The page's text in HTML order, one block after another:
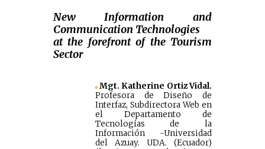
New Information and
Communication Technologies
at the forefront of the Tourism
Sector
Mgt. Katherine Ortiz Vidal.
Profesora de Diseño de
Interfaz, Subdirectora Web en
el Departamento de
Tecnologías de la
Información -Universidad
del Azuay. UDA. (Ecuador)